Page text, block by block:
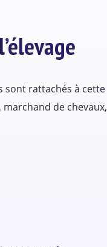
sont rattachés à cette
de chevaux,